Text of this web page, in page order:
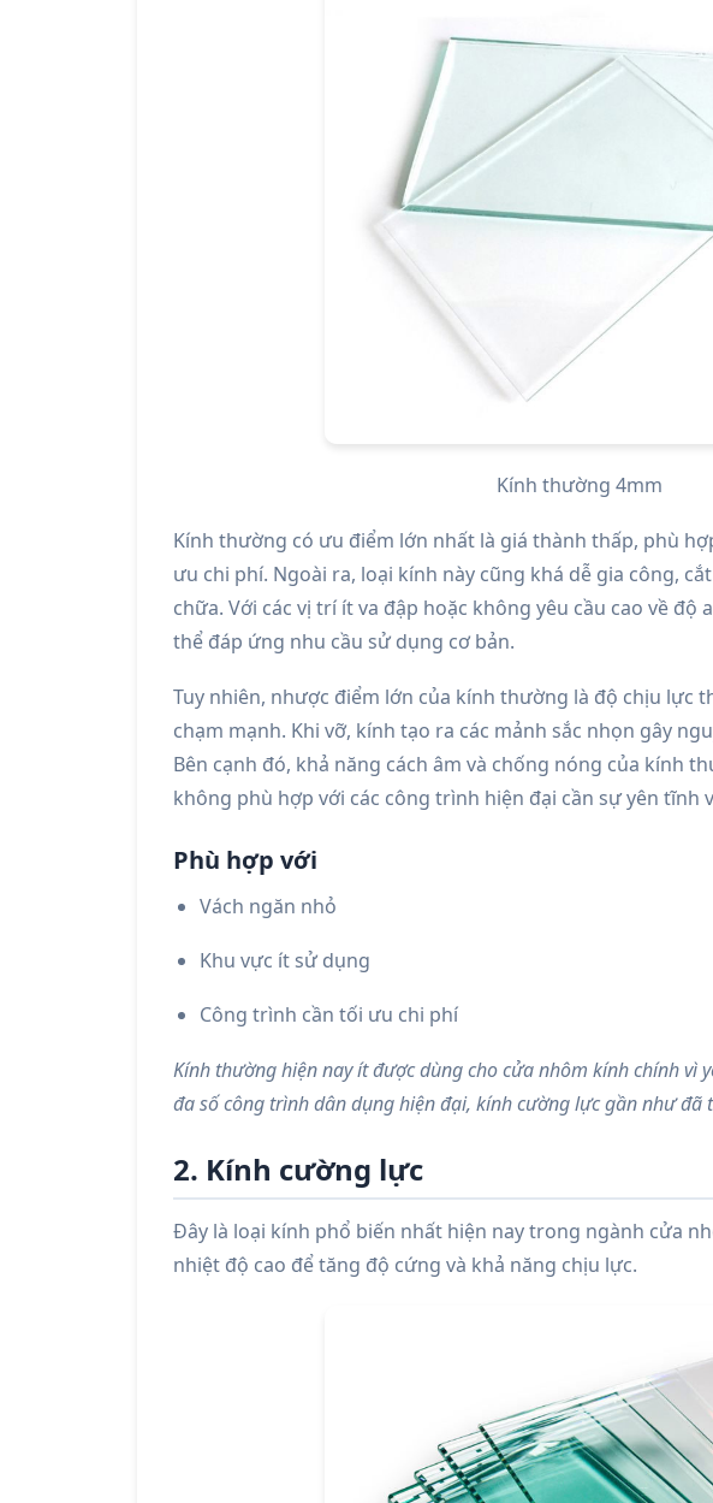
Kính thường 4mm
Kính thường có ưu điểm lớn nhất là giá thành thấp, phù
ưu chi phí. Ngoài ra, loại kính này cũng khá dễ gia công,
chữa. Với các vị trí ít va đập hoặc không yêu cầu cao về độ
thể đáp ứng nhu cầu sử dụng cơ bản.
Tuy nhiên, nhược điểm lớn của kính thường là độ chịu lực
chạm mạnh. Khi vỡ, kính tạo ra các mảnh sắc nhọn gây
Bên cạnh đó, khả năng cách âm và chống nóng của kính
không phù hợp với các công trình hiện đại cần sự yên tĩnh
Phù hợp với
Vách ngăn nhỏ
Khu vực ít sử dụng
Công trình cần tối ưu chi phí
Kính thường hiện nay ít được dùng cho cửa nhôm kính chính vì
đa số công trình dân dụng hiện đại, kính cường lực gần như đã
2. Kính cường lực
Đây là loại kính phổ biến nhất hiện nay trong ngành cửa
nhiệt độ cao để tăng độ cứng và khả năng chịu lực.